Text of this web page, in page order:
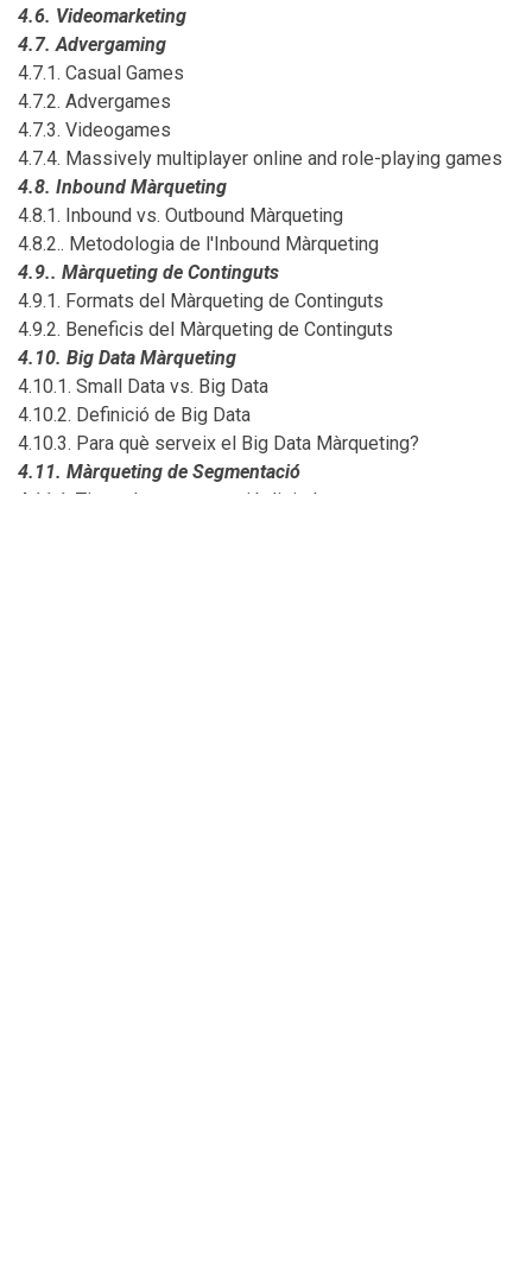
4.6. Videomarketing
4.7. Advergaming
4.7.1. Casual Games
4.7.2. Advergames
4.7.3. Videogames
4.7.4. Massively multiplayer online and role-playing games
4.8. Inbound Màrqueting
4.8.1. Inbound vs. Outbound Màrqueting
4.8.2.. Metodologia de l'Inbound Màrqueting
4.9.. Màrqueting de Continguts
4.9.1. Formats del Màrqueting de Continguts
4.9.2. Beneficis del Màrqueting de Continguts
4.10. Big Data Màrqueting
4.10.1. Small Data vs. Big Data
4.10.2. Definició de Big Data
4.10.3. Para què serveix el Big Data Màrqueting?
4.11. Màrqueting de Segmentació
4.11.1. Tipus de segmentació digital